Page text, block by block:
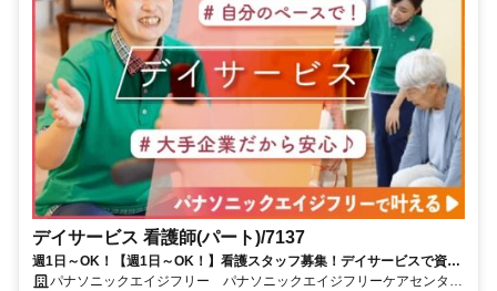
デイサービス 看護師(パート)/7137
週1日～OK！【週1日～OK！】看護スタッフ募集！デイサービスで資格
と経験を活かしませんか？日勤のお仕事です。ブランクのある方もお気
パナソニックエイジフリー パナソニックエイジフリーケアセンター